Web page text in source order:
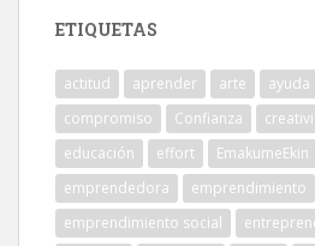
ETIQUETAS
actitud aprender arte ayuda
compromiso
Confianza
educación
effort EmakumeEkin
emprendedora
emprendimiento
emprendimiento social